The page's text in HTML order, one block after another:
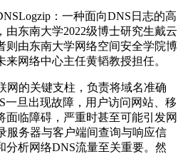
：一种面向DNS日志的高
东南大学2022级博士研究生戴云
则由东南大学网络空间安全学院博
网络中心主任黄韬教授担任。
网的关键支柱，负责将域名准确
一旦出现故障，用户访问网站、移
面临障碍，严重时甚至可能引发网
服务器与客户端间查询与响应信
分析网络DNS流量至关重要。然